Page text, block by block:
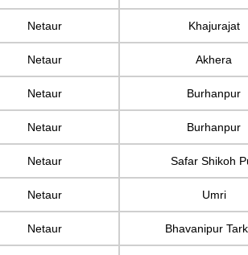
Netaur Khajurajat
Netaur Akhera
Netaur Burhanpur
Netaur Burhanpur
Netaur Safar Shikoh
Netaur Umri
Netaur Bhavanipur